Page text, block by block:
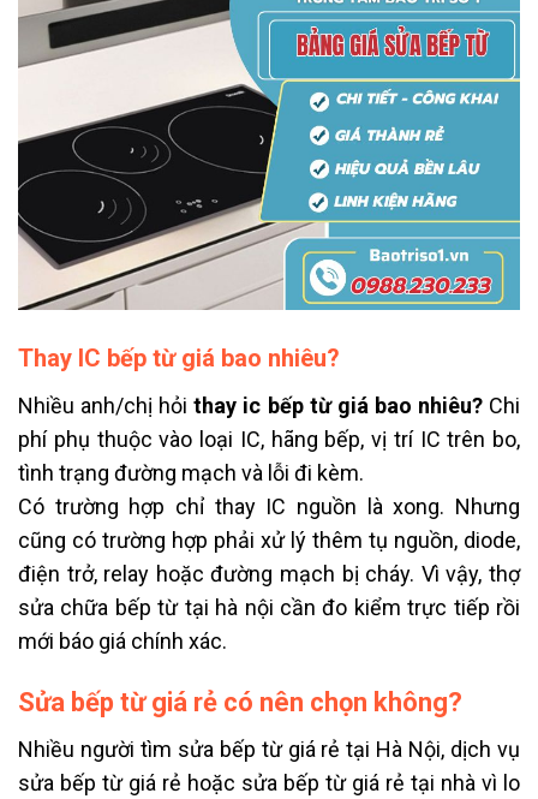
Thay IC bếp từ giá bao nhiêu?
Nhiều anh/chị hỏithay ic bếp từ giá bao nhiêu?Chi
phí phụ thuộc vào loại IC, hãng bếp, vị trí IC trên bo,
tình trạng đường mạch và lỗi đi kèm.
Có trường hợp chỉ thay IC nguồn là xong. Nhưng
cũng có trường hợp phải xử lý thêm tụ nguồn, diode,
điện trở, relay hoặc đường mạch bị cháy. Vì vậy, thợ
sửa chữa bếp từ tại hà nội cần đo kiểm trực tiếp rồi
mới báo giá chính xác.
Sửa bếp từ giá rẻ có nên chọn không?
Nhiều người tìm sửa bếp từ giá rẻ tại Hà Nội, dịch vụ
sửa bếp từ giá rẻ hoặc sửa bếp từ giá rẻ tại nhà vì lo